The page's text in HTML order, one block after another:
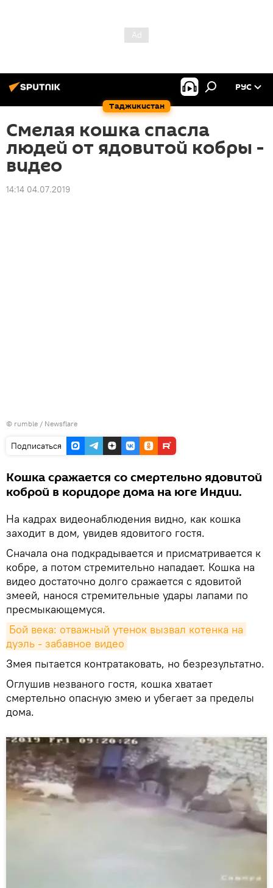
Таджикистан
РУС
Смелая кошка спасла
людей от ядовитой кобры -
видео
14:14 04.07.2019
© rumble / Newsflare
Подписаться
Кошка сражается со смертельно ядовитой
коброй в коридоре дома на юге Индии.
На кадрах видеонаблюдения видно, как кошка
заходит в дом, увидев ядовитого гостя.
Сначала она подкрадывается и присматривается к
кобре, а потом стремительно нападает. Кошка на
видео достаточно долго сражается с ядовитой
змеей, нанося стремительные удары лапами по
пресмыкающемуся.
Бой века: отважный утенок вызвал котенка на
дуэль - забавное видео
Змея пытается контратаковать, но безрезультатно.
Оглушив незваного гостя, кошка хватает
смертельно опасную змею и убегает за пределы
дома.